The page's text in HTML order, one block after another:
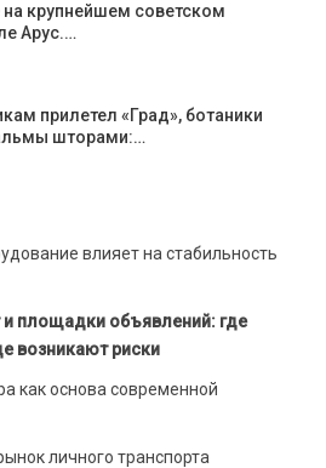
на крупнейшем советском
Арус.…
прилетел «Град», ботаники
шторами:…
влияет на стабильность
и площадки объявлений: где
возникают риски
как основа современной
личного транспорта